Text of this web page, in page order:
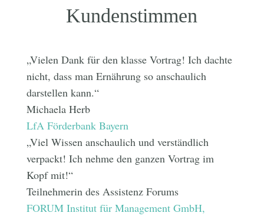
Kundenstimmen
„Vielen Dank für den klasse Vortrag! Ich dachte
nicht, dass man Ernährung so anschaulich
darstellen kann.“
Michaela Herb
LfA Förderbank Bayern
„Viel Wissen anschaulich und verständlich
verpackt! Ich nehme den ganzen Vortrag im
Kopf mit!“
Teilnehmerin des Assistenz Forums
FORUM Institut für Management GmbH,